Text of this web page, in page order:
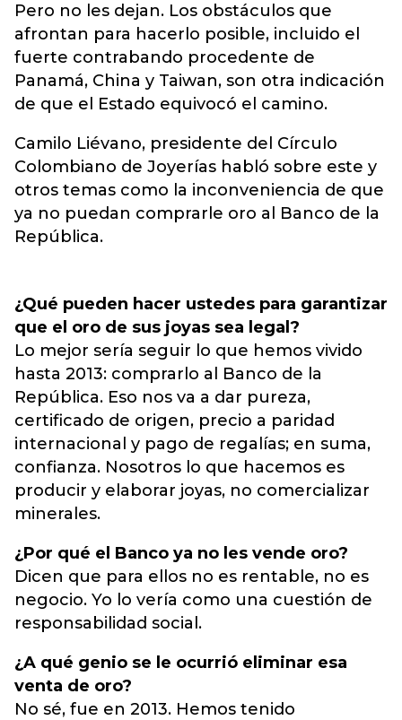
Pero no les dejan. Los obstáculos que
afrontan para hacerlo posible, incluido el
fuerte contrabando procedente de
Panamá, China y Taiwan, son otra indicación
de que el Estado equivocó el camino.
Camilo Liévano, presidente del Círculo
Colombiano de Joyerías habló sobre este y
otros temas como la inconveniencia de que
ya no puedan comprarle oro al Banco de la
República.
¿Qué pueden hacer ustedes para garantizar
que el oro de sus joyas sea legal?
Lo mejor sería seguir lo que hemos vivido
hasta 2013: comprarlo al Banco de la
República. Eso nos va a dar pureza,
certificado de origen, precio a paridad
internacional y pago de regalías; en suma,
confianza. Nosotros lo que hacemos es
producir y elaborar joyas, no comercializar
minerales.
¿Por qué el Banco ya no les vende oro?
Dicen que para ellos no es rentable, no es
negocio. Yo lo vería como una cuestión de
responsabilidad social.
¿A qué genio se le ocurrió eliminar esa
venta de oro?
No sé, fue en 2013. Hemos tenido